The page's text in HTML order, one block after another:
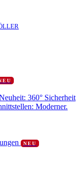
360° Sicherheit
Moderner.
NEU